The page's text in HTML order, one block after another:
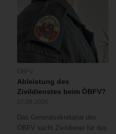
Ableistung des
Zivildienstes beim ÖBFV?
Das Generalsekretariat des
ÖBFV sucht Zivildiener für das